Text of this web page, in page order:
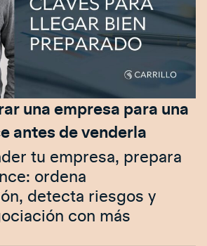
una empresa para una
antes de venderla
tu empresa, prepara
ordena
detecta riesgos y
con más